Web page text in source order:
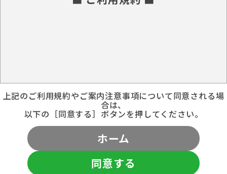
上記のご利用規約やご案内注意事項について同意される場
合は、
以下の［同意する］ボタンを押してください。
ホーム
同意する